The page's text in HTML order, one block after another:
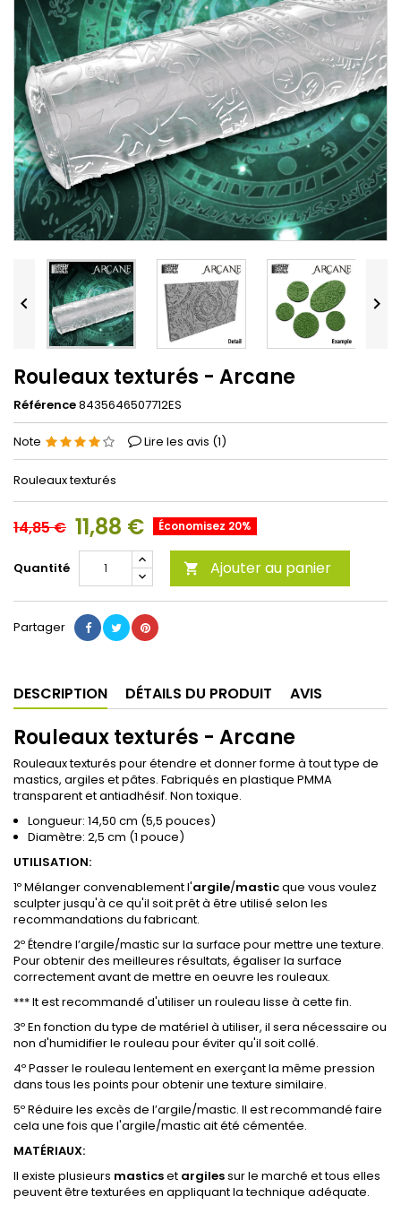
 
Rouleaux texturés - Arcane
Référence8435646507712ES
Note Lire les avis (1)
Rouleaux texturés
14,85 € 11,88 € Économisez 20%
Quantité  Ajouter au panier
Partager
DESCRIPTION DÉTAILS DU PRODUIT AVIS
Rouleaux texturés - Arcane
Rouleaux texturés pour étendre et donner forme à tout type de
mastics, argiles et pâtes. Fabriqués en plastique PMMA
transparent et antiadhésif. Non toxique.
Longueur: 14,50 cm (5,5 pouces)
Diamètre: 2,5 cm (1 pouce)
UTILISATION:
1º Mélanger convenablement l'argile/masticque vous voulez
sculpter jusqu'à ce qu'il soit prêt à être utilisé selon les
recommandations du fabricant.
2º Étendre l’argile/mastic sur la surface pour mettre une texture.
Pour obtenir des meilleures résultats, égaliser la surface
correctement avant de mettre en oeuvre les rouleaux.
*** It est recommandé d'utiliser un rouleau lisse à cette fin.
3º En fonction du type de matériel à utiliser, il sera nécessaire ou
non d'humidifier le rouleau pour éviter qu'il soit collé.
4º Passer le rouleau lentement en exerçant la même pression
dans tous les points pour obtenir une texture similaire.
5º Réduire les excès de l’argile/mastic. Il est recommandé faire
cela une fois que l'argile/mastic ait été cémentée.
MATÉRIAUX:
Il existe plusieurs masticset argilessur le marché et tous elles
peuvent être texturées en appliquant la technique adéquate.